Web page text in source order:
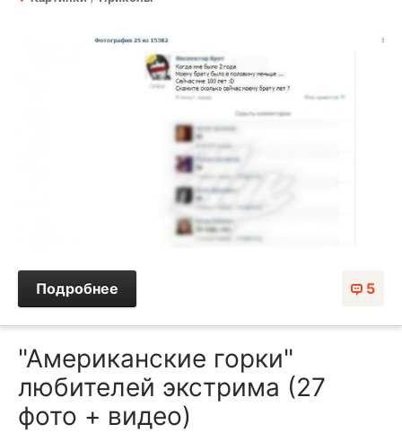
5
Подробнее
"Американские горки"
любителей экстрима (27
фото + видео)